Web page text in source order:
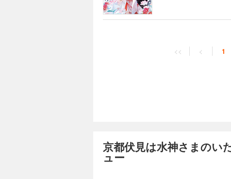
京都あやかし事鎮め物語
<< < 1
京都伏見は水神さまの
ュー